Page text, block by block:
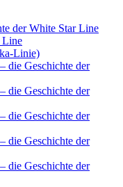
der White Star Line
Line
Linie)
die Geschichte der
die Geschichte der
die Geschichte der
die Geschichte der
die Geschichte der